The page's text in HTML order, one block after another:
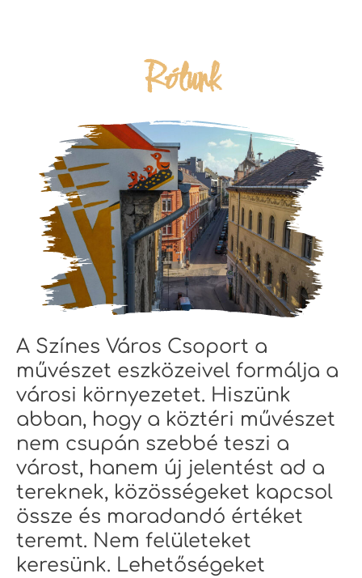
Rólunk
A Színes Város Csoport a
művészet eszközeivel formálja a
városi környezetet. Hiszünk
abban, hogy a köztéri művészet
nem csupán szebbé teszi a
várost, hanem új jelentést ad a
tereknek, közösségeket kapcsol
össze és maradandó értéket
teremt. Nem felületeket
keresünk. Lehetőségeket